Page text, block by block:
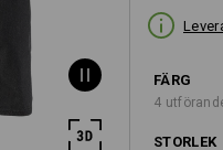
FÄRG
4
STORLEK